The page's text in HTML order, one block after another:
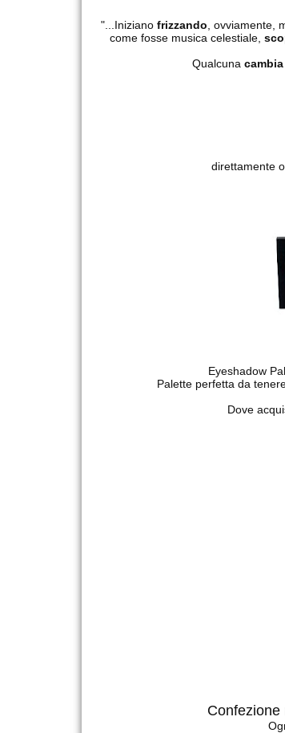
"...Iniziano frizzando , ovviamente,
come fosse musica celestiale,
Qualcuna
direttamente
Eyeshadow
Palette perfetta da
Dove
Confezione